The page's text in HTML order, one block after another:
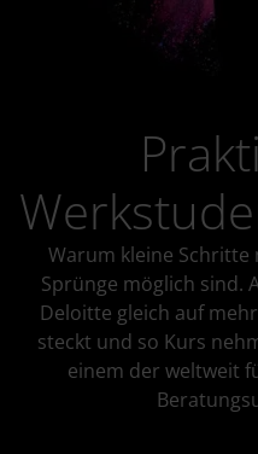
Warum kleine Schritte
Sprünge möglich sind.
Deloitte gleich auf
steckt und so Kurs
einem der weltweit